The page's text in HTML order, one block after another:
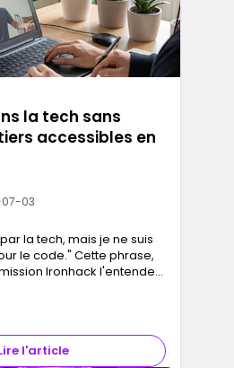
la tech sans
accessibles en
03
la tech, mais je ne suis
le code." Cette phrase,
Ironhack l'entendent
l'article